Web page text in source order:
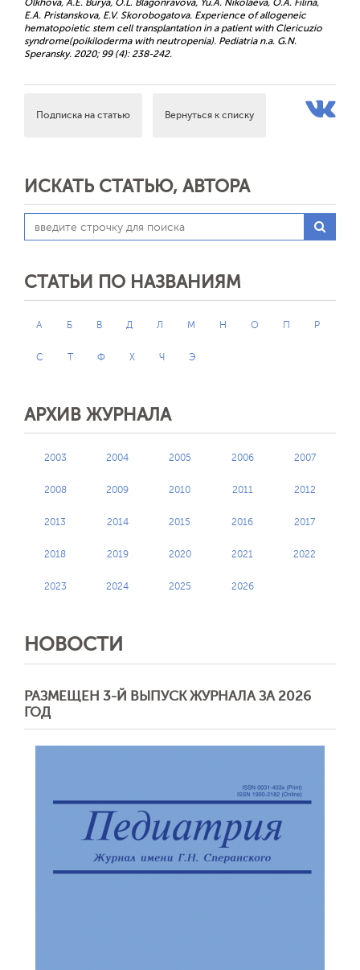
Olkhova, A.E. Burya, O.L. Blagonravova, Yu.А. Nikolaeva, O.A. Filina,
E.A. Pristanskova, E.V. Skorobogatova. Experience of allogeneic
hematopoietic stem cell transplantation in a patient with Clericuzio
syndrome(poikiloderma with neutropenia). Pediatria n.a. G.N.
Speransky. 2020; 99 (4): 238-242.
Подписка на статью Вернуться к списку
ИСКАТЬ СТАТЬЮ, АВТОРА
СТАТЬИ ПО НАЗВАНИЯМ
А Б В Д Л М Н О П Р
С Т Ф Х Ч Э
АРХИВ ЖУРНАЛА
2003 2004 2005 2006 2007
2008 2009 2010 2011 2012
2013 2014 2015 2016 2017
2018 2019 2020 2021 2022
2023 2024 2025 2026
НОВОСТИ
РАЗМЕЩЕН 3-Й ВЫПУСК ЖУРНАЛА ЗА 2026
ГОД